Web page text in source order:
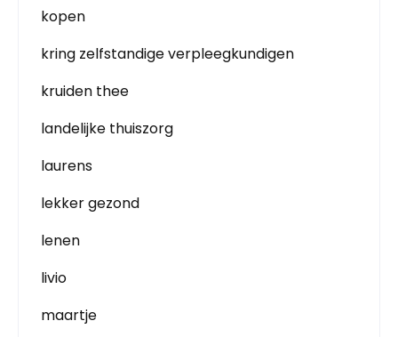
kopen
kring zelfstandige verpleegkundigen
kruiden thee
landelijke thuiszorg
laurens
lekker gezond
lenen
livio
maartje